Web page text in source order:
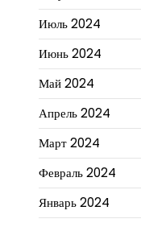
Июль 2024
Июнь 2024
Май 2024
Апрель 2024
Март 2024
Февраль 2024
Январь 2024